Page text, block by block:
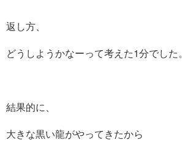
返し方、
どうしようかなーって考えた1分でした。
結果的に、
大きな黒い龍がやってきたから